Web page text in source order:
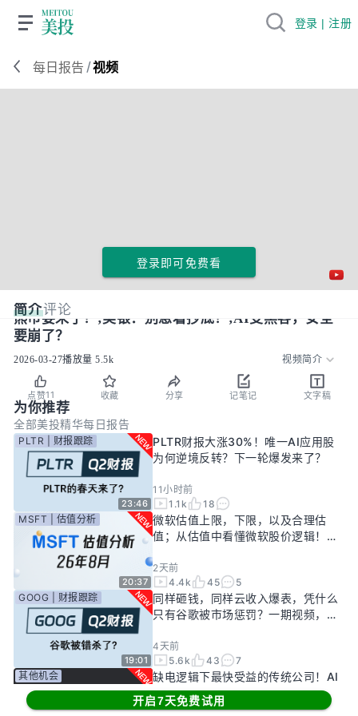
每日报告 /视频
登录即可免费看
简介评论
熊市要来了！;美银：别急着抄底！;AI变黑客，安全
要崩了？
2026-03-27播放量 5.5k 视频简介
点赞11 收藏 分享 记笔记 文字稿
为你推荐
全部美投精华每日报告
23:46
PLTR | 财报跟踪
PLTR财报大涨30%！唯一AI应用股
为何逆境反转？下一轮爆发来了？
11小时前
1.1k
18
20:37
MSFT | 估值分析
微软估值上限，下限，以及合理估
值；从估值中看懂微软股价逻辑！
2天前
4.4k
45 5
19:01
GOOG | 财报跟踪
同样砸钱，同样云收入爆表，凭什么
只有谷歌被市场惩罚？一期视频，告
4天前
5.6k
43
7
其他机会
缺电逻辑下最快受益的传统公司！AI
新基建龙头，大跌过后正是买入机
会？
开启7天免费试用
登录 | 注册